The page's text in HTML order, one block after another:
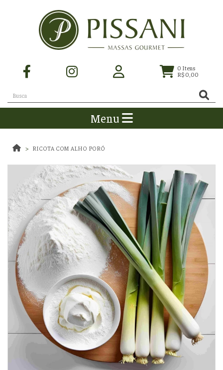
0 Itens
R$ 0,00
Menu
RICOTA COM ALHO PORÓ